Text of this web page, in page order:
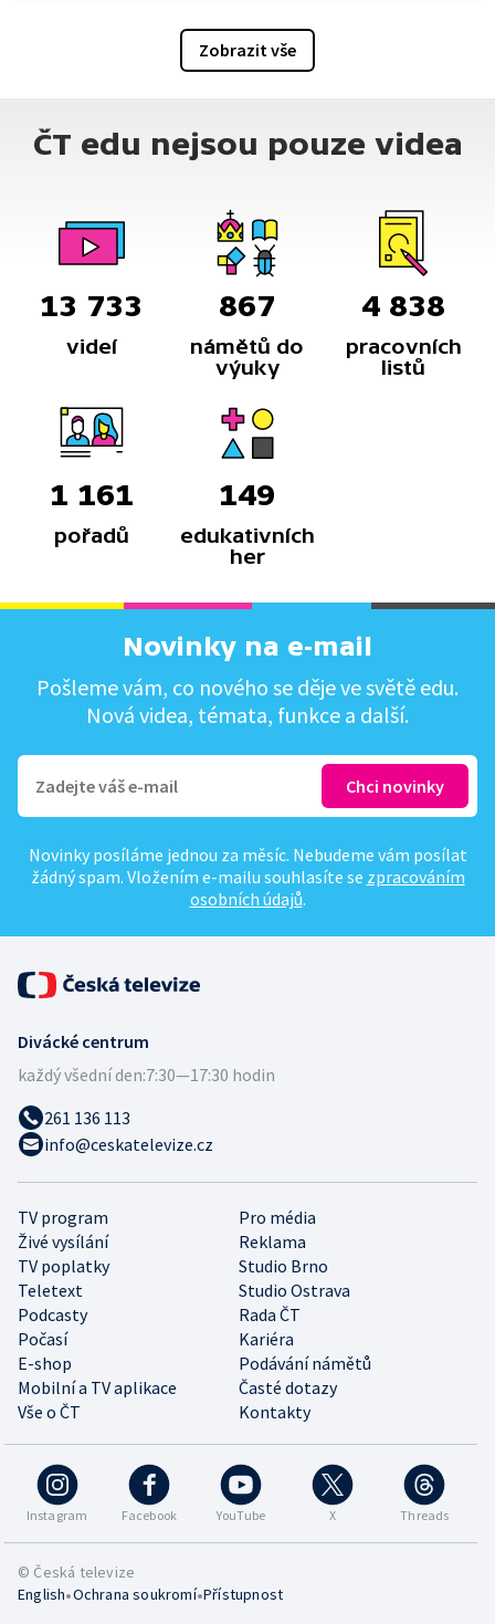
Zobrazit vše
ČT edu nejsou pouze videa
13 733
videí
867
námětů do
výuky
4 838
pracovních
listů
1 161
pořadů
149
edukativních
her
Novinky na e-mail
Pošleme vám, co nového se děje ve světě edu.
Nová videa, témata, funkce a další.
Novinky posíláme jednou za měsíc. Nebudeme vám posílat
žádný spam. Vložením e-mailu souhlasíte se zpracováním
osobních údajů.